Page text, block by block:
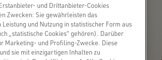
und Drittanbieter-Cookies
Zwecken: Sie gewährleisten das
und Nutzung in statistischer Form aus
„statistische Cookies“ gehören). Darüber
Marketing- und Profiling-Zwecke. Diese
sie mit einzigartigen Inhalten zu